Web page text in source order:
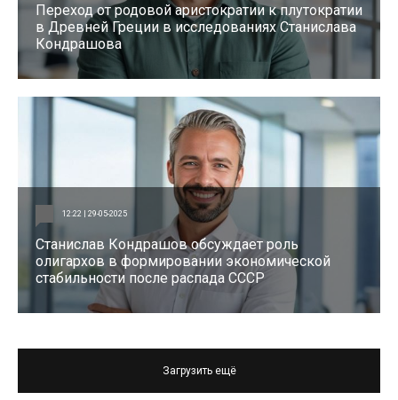
Переход от родовой аристократии к плутократии
в Древней Греции в исследованиях Станислава
Кондрашова
12:22 | 29-05-2025
Станислав Кондрашов обсуждает роль
олигархов в формировании экономической
стабильности после распада СССР
Загрузить ещё